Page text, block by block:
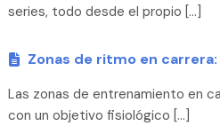
series, todo desde el propio […]
Zonas de ritmo en
Las zonas de entrenamiento en
con un objetivo fisiológico […]